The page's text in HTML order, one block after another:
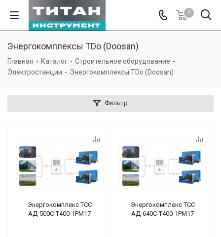
0
Энергокомплексы TDo (Doosan)
Главная - Каталог - Строительное оборудование -
Электростанции - Энергокомплексы TDo (Doosan)
Фильтр
Энергокомплекс ТСС
АД-500С-Т400-1РМ17
Энергокомплекс ТСС
АД-640С-Т400-1РМ17